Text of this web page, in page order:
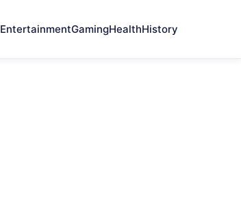
EntertainmentGamingHealthHistory